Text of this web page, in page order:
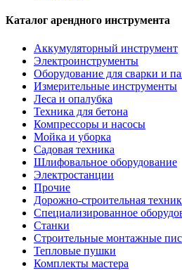
Каталог арендного инструмента
Аккумуляторный инструмент
Электроинструменты
Оборудование для сварки и
Измерительные инструменты
Леса и опалубка
Техника для бетона
Компрессоры и насосы
Мойка и уборка
Садовая техника
Шлифовальное оборудование
Электростанции
Прочие
Дорожно-строительная
Специализированное
Станки
Строительные монтажные
Тепловые пушки
Комплекты мастера